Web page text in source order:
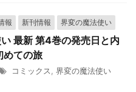
報 新刊情報 界変の魔法使い
最新 第4巻の発売日と内
めての旅
コミックス 界変の魔法使い